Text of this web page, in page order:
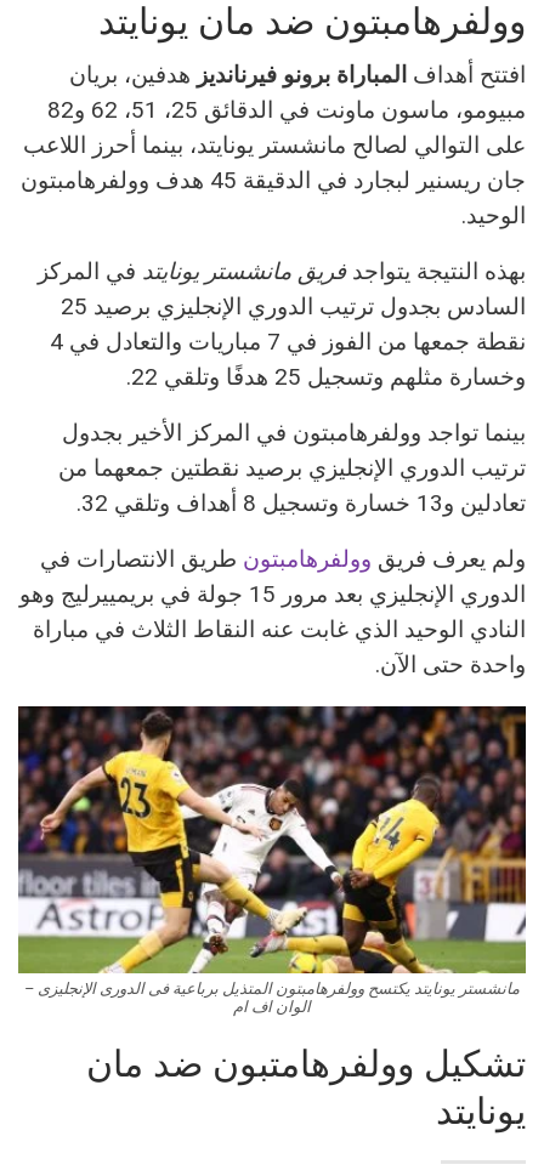
وولفرهامبتون ضد مان يونايتد
افتتح أهداف المباراة برونو فيرنانديز هدفين، بريان
مبيومو، ماسون ماونت في الدقائق 25، 51، 62 و82
على التوالي لصالح مانشستر يونايتد، بينما أحرز اللاعب
جان ريسنير لبجارد في الدقيقة 45 هدف وولفرهامبتون
الوحيد.
بهذه النتيجة يتواجد فريق مانشستر يونايتد في المركز
السادس بجدول ترتيب الدوري الإنجليزي برصيد 25
نقطة جمعها من الفوز في 7 مباريات والتعادل في 4
وخسارة مثلهم وتسجيل 25 هدفًا وتلقي 22.
بينما تواجد وولفرهامبتون في المركز الأخير بجدول
ترتيب الدوري الإنجليزي برصيد نقطتين جمعهما من
تعادلين و13 خسارة وتسجيل 8 أهداف وتلقي 32.
ولم يعرف فريق وولفرهامبتون طريق الانتصارات في
الدوري الإنجليزي بعد مرور 15 جولة في بريمييرليج وهو
النادي الوحيد الذي غابت عنه النقاط الثلاث في مباراة
واحدة حتى الآن.
مانشستر يونايتد يكتسح وولفرهامبتون المتذيل برباعية فى الدورى الإنجليزى –
الوان اف ام
تشكيل وولفرهامتبون ضد مان
يونايتد